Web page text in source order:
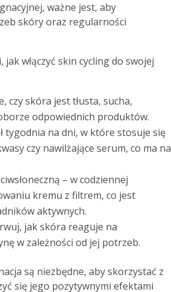
ważne jest, aby
skóry oraz regularności
włączyć skin cycling do swojej
czy skóra jest tłusta, sucha,
odpowiednich produktów.
tygodnia na dni, w które stosuje się
czy nawilżające serum, co ma na
– w codziennej
kremu z filtrem, co jest
aktywnych.
jak skóra reaguje na
w zależności od jej potrzeb.
są niezbędne, aby skorzystać z
się jego pozytywnymi efektami